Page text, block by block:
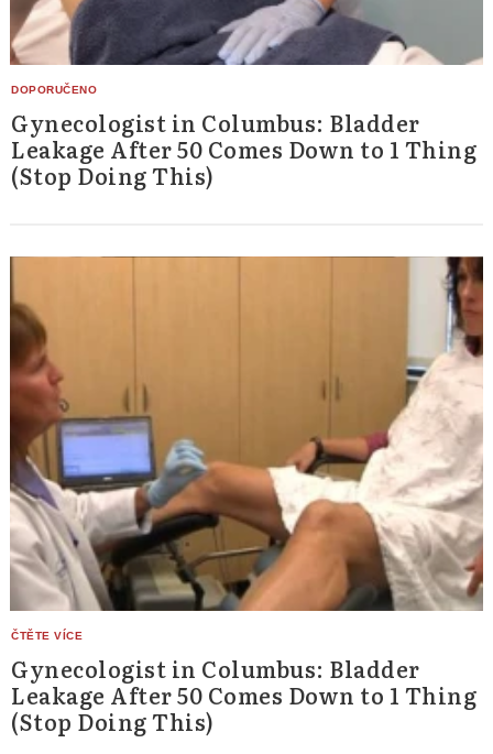
Gynecologist in Columbus: Bladder
Leakage After 50 Comes Down to 1 Thing
(Stop Doing This)
Gynecologist in Columbus: Bladder
Leakage After 50 Comes Down to 1 Thing
(Stop Doing This)